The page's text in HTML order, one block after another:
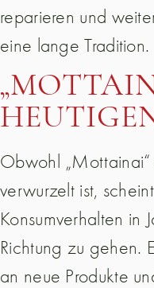
reparieren und
eine lange Tradition.
Obwohl
verwurzelt ist,
Konsumverhalten in
Richtung zu gehen.
an neue Produkte